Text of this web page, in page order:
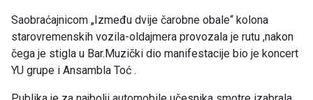
Saobraćajnicom „Između dvije čarobne obale“ kolona
starovremenskih vozila-oldajmera provozala je rutu ,nakon
čega je stigla u Bar.Muzički dio manifestacije bio je koncert
YU grupe i Ansambla Toć .